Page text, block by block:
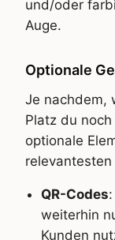
und/oder
Auge.
Optionale
Je nachdem,
Platz du
optionale
relevantesten
QR-Codes
weiterhin
Kunden